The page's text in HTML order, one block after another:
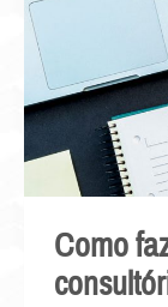
Como